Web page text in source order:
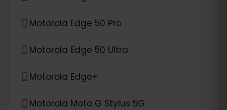
Motorola Edge 50 Pro
Motorola Edge 50 Ultra
Motorola Edge+
Motorola Moto G Stylus 5G